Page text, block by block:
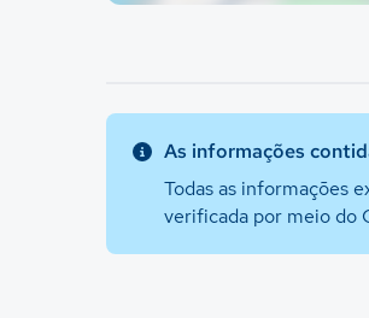
As informações
Todas as informações
verificada por meio do